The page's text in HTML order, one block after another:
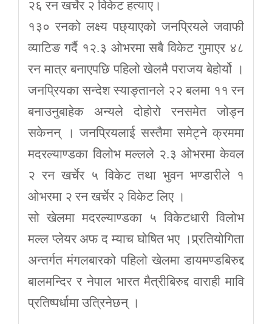
२६ रन खर्चेर २ विकेट हत्याए।
१३० रनको लक्ष्य पछ्याएको जनप्रियले जवाफी
व्याटिङ गर्दै १२.३ ओभरमा सबै विकेट गुमाएर ४८
रन मात्र बनाएपछि पहिलो खेलमै पराजय बेहोर्यो ।
जनप्रियका सन्देश स्याङ्तानले २२ बलमा ११ रन
बनाउनुबाहेक अन्यले दोहोरो रनसमेत जोड्न
सकेनन् । जनप्रियलाई सस्तैमा समेट्ने क्रममा
मदरल्याण्डका विलोभ मल्लले २.३ ओभरमा केवल
२ रन खर्चेर ५ विकेट तथा भुवन भण्डारीले १
ओभरमा २ रन खर्चेर २ विकेट लिए ।
सो खेलमा मदरल्याण्डका ५ विकेटधारी विलोभ
मल्ल प्लेयर अफ द म्याच घोषित भए ।प्र्रतियोगिता
अन्तर्गत मंगलबारको पहिलो खेलमा डायमण्डबिरुद्द
बालमन्दिर र नेपाल भारत मैत्रीबिरुद्द वाराही मावि
प्रतिष्पर्धामा उत्रिनेछन् ।